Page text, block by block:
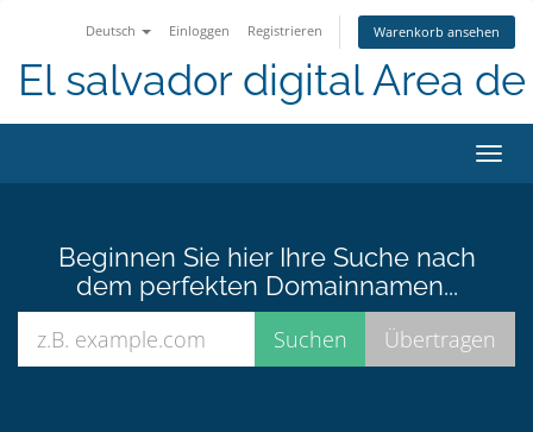
Deutsch Einloggen Registrieren Warenkorb ansehen
El salvador digital Area
ein-/
Beginnen Sie hier Ihre Suche nach
dem perfekten Domainnamen...